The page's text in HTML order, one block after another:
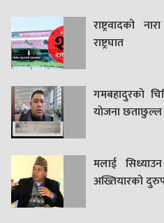
राष्ट्रवादको
राष्ट्रघात
गमबहादुरकाे
याेजना छताछुल्ल
मलाई
अख्तियारको